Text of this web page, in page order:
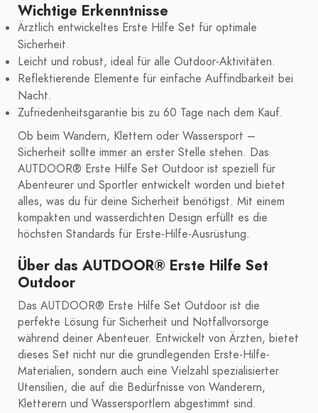
Wichtige Erkenntnisse
Ärztlich entwickeltes Erste Hilfe Set für optimale
Sicherheit.
Leicht und robust, ideal für alle Outdoor-Aktivitäten.
Reflektierende Elemente für einfache Auffindbarkeit bei
Nacht.
Zufriedenheitsgarantie bis zu 60 Tage nach dem Kauf.
Ob beim Wandern, Klettern oder Wassersport –
Sicherheit sollte immer an erster Stelle stehen. Das
AUTDOOR® Erste Hilfe Set Outdoor ist speziell für
Abenteurer und Sportler entwickelt worden und bietet
alles, was du für deine Sicherheit benötigst. Mit einem
kompakten und wasserdichten Design erfüllt es die
höchsten Standards für Erste-Hilfe-Ausrüstung.
Über das AUTDOOR® Erste Hilfe Set
Outdoor
Das AUTDOOR® Erste Hilfe Set Outdoor ist die
perfekte Lösung für Sicherheit und Notfallvorsorge
während deiner Abenteuer. Entwickelt von Ärzten, bietet
dieses Set nicht nur die grundlegenden Erste-Hilfe-
Materialien, sondern auch eine Vielzahl spezialisierter
Utensilien, die auf die Bedürfnisse von Wanderern,
Kletterern und Wassersportlern abgestimmt sind.